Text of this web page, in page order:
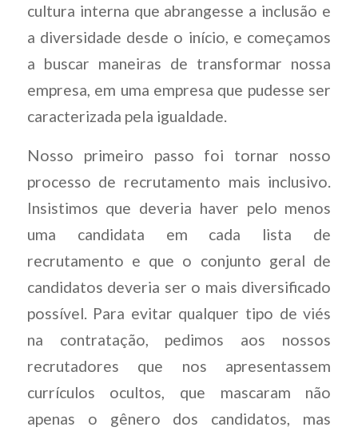
cultura interna que abrangesse a inclusão e
a diversidade desde o início, e começamos
a buscar maneiras de transformar nossa
empresa, em uma empresa que pudesse ser
caracterizada pela igualdade.
Nosso primeiro passo foi tornar nosso
processo de recrutamento mais inclusivo.
Insistimos que deveria haver pelo menos
uma candidata em cada lista de
recrutamento e que o conjunto geral de
candidatos deveria ser o mais diversificado
possível. Para evitar qualquer tipo de viés
na contratação, pedimos aos nossos
recrutadores que nos apresentassem
currículos ocultos, que mascaram não
apenas o gênero dos candidatos, mas